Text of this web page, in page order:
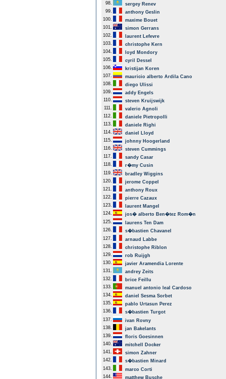
98.
sergey Renev
99.
anthony Geslin
100.
maxime Bouet
101.
simon Gerrans
102.
laurent Lefevre
103.
christophe Kern
104.
loyd Mondory
105.
cyril Dessel
106.
kristijan Koren
107.
mauricio alberto Ardila Cano
108.
diego Ulissi
109.
addy Engels
110.
steven Kruijswijk
111.
valerio Agnoli
112.
daniele Pietropolli
113.
daniele Righi
114.
daniel Lloyd
115.
johnny Hoogerland
116.
steven Cummings
117.
sandy Casar
118.
r�my Cusin
119.
bradley Wiggins
120.
jerome Coppel
121.
anthony Roux
122.
pierre Cazaux
123.
laurent Mangel
124.
jos� alberto Ben�tez Rom�n
125.
laurens Ten Dam
126.
s�bastien Chavanel
127.
arnaud Labbe
128.
christophe Riblon
129.
rob Ruijgh
130.
javier Aramendia Lorente
131.
andrey Zeits
132.
brice Feillu
133.
manuel antonio leal Cardoso
134.
daniel Sesma Sorbet
135.
pablo Urtasun Perez
136.
s�bastien Turgot
137.
ivan Rovny
138.
jan Bakelants
139.
floris Goesinnen
140.
mitchell Docker
141.
simon Zahner
142.
s�bastien Minard
143.
marco Corti
144.
matthew Busche